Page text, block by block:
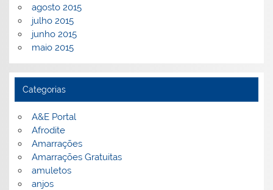
agosto 2015
julho 2015
junho 2015
maio 2015
Categorias
A&E Portal
Afrodite
Amarrações
Amarrações Gratuitas
amuletos
anjos